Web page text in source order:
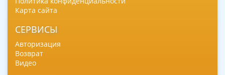
Карта сайта
СЕРВИСЫ
Авторизация
Возврат
Видео